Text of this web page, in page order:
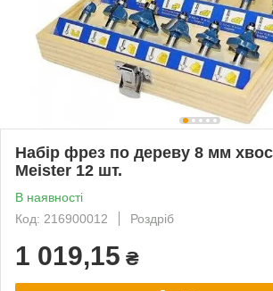
Набір фрез по дереву 8 мм
Meister 12 шт.
В наявності
Код: 216900012
Роздріб
1 019,15 ₴